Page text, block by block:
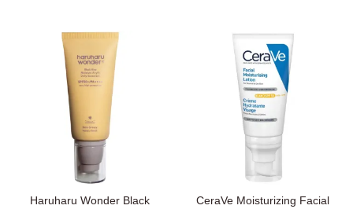
Haruharu Wonder Black
CeraVe Moisturizing Facial